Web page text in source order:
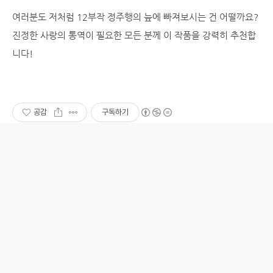
여러분도 저처럼 12부작 정주행의 늪에 빠져보시는 건 어떨까요?
진정한 사랑의 통역이 필요한 모든 분께 이 작품을 강력히 추천합
니다!
공감 구독하기